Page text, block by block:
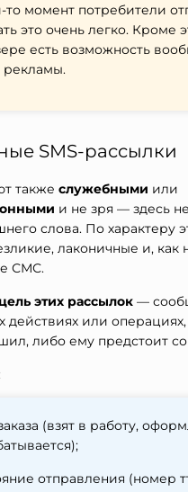
то момент потребители
это очень легко. Кроме
есть возможность
рекламы.
SMS-рассылки
также служебными или
и не зря — здесь
слова. По характеру
лаконичные и, как
СМС.
этих рассылок —
действиях или
либо ему предстоит
(взят в работу,
отправления (номер